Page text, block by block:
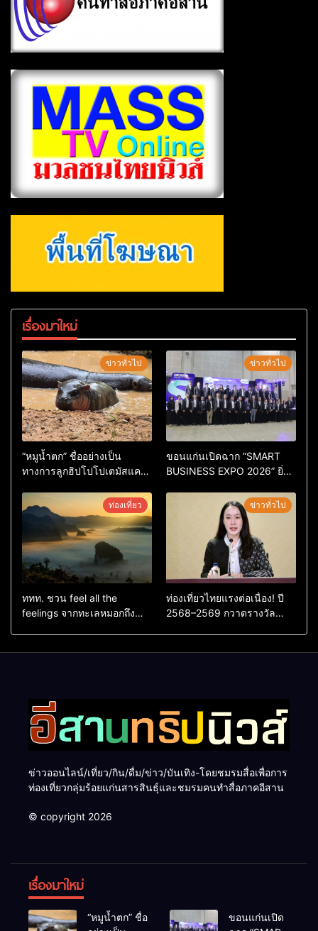
เรื่องมาใหม่
ข่าวทั่วไป
“หมูน้ำตก” ชื่ออย่างเป็น
ทางการลูกฮิปโปโปเตมัสแคระ
หลังผู้ร่วมกิจกรรมร่วมโหวต
ชนะกว่า 10,000 คะแนน
ข่าวทั่วไป
ขอนแก่นเปิดฉาก “SMART
BUSINESS EXPO 2026” ยิ่ง
ยกระดับเศรษฐกิจดิจิทัลอีสาน
ท่องเที่ยว
ททท. ชวน feel all the
feelings จากทะเลหมอกถึง
ข่าวทั่วไป
ท่องเที่ยวไทยแรงต่อเนื่อง! ปี
2568–2569 กวาดรางวัล
ข่าวออนไลน์/เที่ยว/กิน/ดื่ม/ข่าว/บันเทิง-โดยชมรมสื่อเพื่อการ
ท่องเที่ยวกลุ่มร้อยแก่นสารสินธุ์และชมรมคนทำสื่อภาคอีสาน
© copyright 2026
เรื่องมาใหม่
“หมูน้ำตก” ชื่อ
ขอนแก่นเปิด